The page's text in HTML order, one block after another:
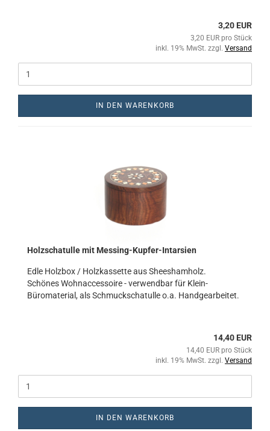
3,20 EUR
3,20 EUR pro Stück
inkl. 19% MwSt. zzgl. Versand
IN DEN WARENKORB
Holzschatulle mit Messing-Kupfer-Intarsien
Edle Holzbox / Holzkassette aus Sheeshamholz.
Schönes Wohnaccessoire - verwendbar für Klein-
Büromaterial, als Schmuckschatulle o.a. Handgearbeitet.
14,40 EUR
14,40 EUR pro Stück
inkl. 19% MwSt. zzgl. Versand
IN DEN WARENKORB